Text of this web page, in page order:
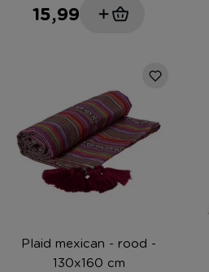
15,99
Plaid mexican - rood -
130x160 cm